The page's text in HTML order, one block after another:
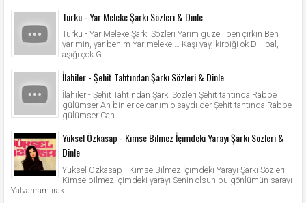
Türkü - Yar Meleke Şarkı Sözleri & Dinle
Türkü - Yar Meleke Şarkı Sözleri Yarim güzel, ben çirkin Ben
yarimin, yar benim Yar meleke … Kaşı yay, kirpiği ok Dili bal,
aşığı çok G...
İlahiler - Şehit Tahtından Şarkı Sözleri & Dinle
İlahiler - Şehit Tahtından Şarkı Sözleri Şehit tahtında Rabbe
gülümser Ah binler ce canım olsaydı der Şehit tahtında Rabbe
gülümser Can...
Yüksel Özkasap - Kimse Bilmez İçimdeki Yarayı Şarkı Sözleri &
Dinle
Yüksel Özkasap - Kimse Bilmez İçimdeki Yarayı Şarkı Sözleri
Kimse bilmez içimdeki yarayı Senin olsun bu gönlümün sarayı
Yalvarıram ırak...